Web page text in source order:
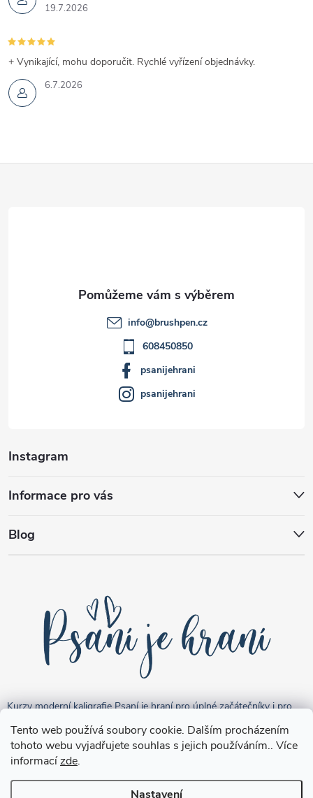
Tento web používá soubory cookie. Dalším procházením
tohoto webu vyjadřujete souhlas s jejich používáním.. Více
informacízde.
Nastavení
19.7.2026
6.7.2026
+ Vynikající, mohu doporučit. Rychlé vyřízení objednávky.
Instagram
Informace pro vás
Blog
info@brushpen.cz
608450850
psanijehrani
psanijehrani
Kurzy moderní kaligrafie Psaní je hraní pro úplné začátečníky i pro
pokročilejší "kreativce".